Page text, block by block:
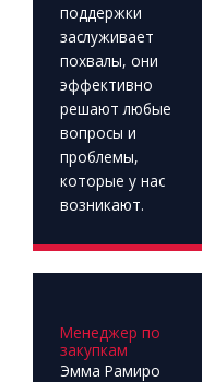
поддержки
заслуживает
похвалы, они
эффективно
решают любые
вопросы и
проблемы,
которые у нас
возникают.
Менеджер по
закупкам
Эмма Рамиро